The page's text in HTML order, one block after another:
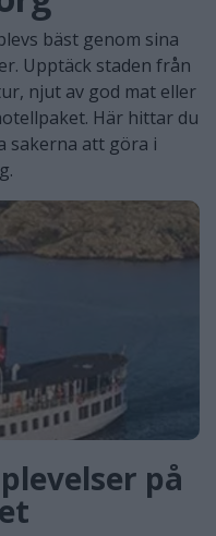
bäst genom sina
Upptäck staden från
njut av god mat eller
Här hittar du
sakerna att göra i
på